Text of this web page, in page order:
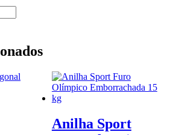
Anilha Sport